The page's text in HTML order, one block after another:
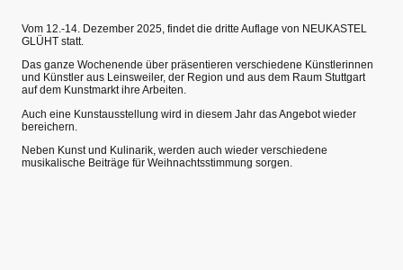
Vom 12.-14. Dezember 2025, findet die dritte Auflage von NEUKASTEL
GLÜHT statt.
Das ganze Wochenende über präsentieren verschiedene Künstlerinnen
und Künstler aus Leinsweiler, der Region und aus dem Raum Stuttgart
auf dem Kunstmarkt ihre Arbeiten.
Auch eine Kunstausstellung wird in diesem Jahr das Angebot wieder
bereichern.
Neben Kunst und Kulinarik, werden auch wieder verschiedene
musikalische Beiträge für Weihnachtsstimmung sorgen.